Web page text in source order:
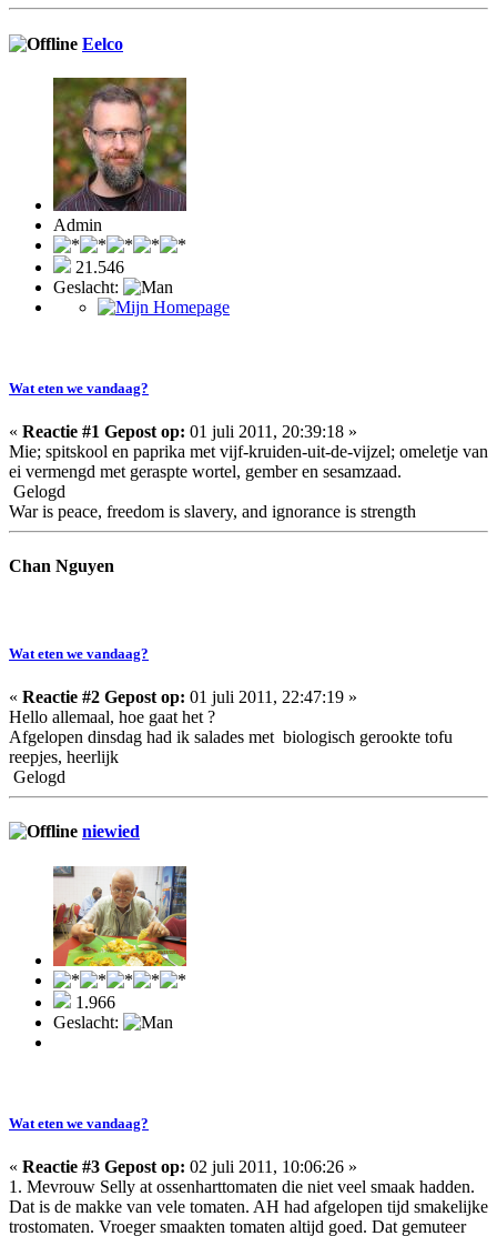
Eelco
Admin
21.546
Geslacht:
Wat eten we vandaag?
« Reactie #1 Gepost op: 01 juli 2011, 20:39:18 »
Mie; spitskool en paprika met vijf-kruiden-uit-de-vijzel; omeletje van
ei vermengd met geraspte wortel, gember en sesamzaad.
Gelogd
War is peace, freedom is slavery, and ignorance is strength
Chan Nguyen
Wat eten we vandaag?
« Reactie #2 Gepost op: 01 juli 2011, 22:47:19 »
Hello allemaal, hoe gaat het ?
Afgelopen dinsdag had ik salades met biologisch gerookte tofu
reepjes, heerlijk
Gelogd
niewied
1.966
Geslacht:
Wat eten we vandaag?
« Reactie #3 Gepost op: 02 juli 2011, 10:06:26 »
1. Mevrouw Selly at ossenharttomaten die niet veel smaak hadden.
Dat is de makke van vele tomaten. AH had afgelopen tijd smakelijke
trostomaten. Vroeger smaakten tomaten altijd goed. Dat gemuteer